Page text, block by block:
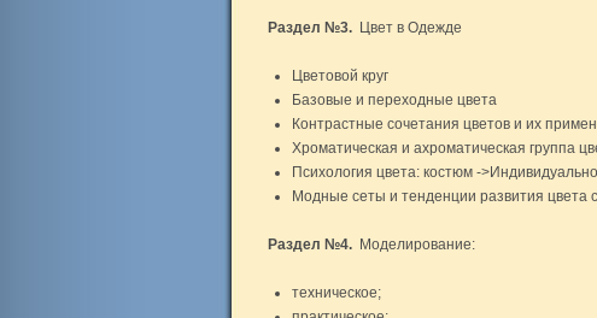
Раздел №3. Цвет в Одежде
Цветовой круг
Базовые и переходные цвета
Контрастные сочетания цветов и их
Хроматическая и ахроматическая группа
Психология цвета: костюм -
Модные сеты и тенденции развития цвета
Раздел №4. Моделирование:
техническое;